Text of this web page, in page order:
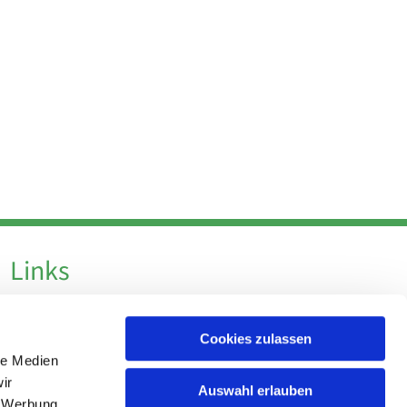
Medien
Cookies zulassen
Auswahl erlauben
Links
Impressum